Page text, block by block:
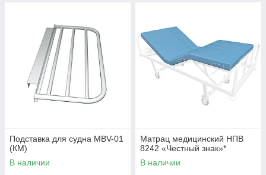
Подставка для судна MBV-01
(КМ)
В наличии
Матрац медицинский НПВ
8242 «Честный знак»*
В наличии